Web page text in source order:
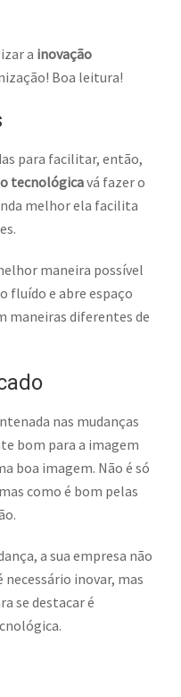
a inovação
Boa leitura!
para facilitar, então,
tecnológicavá fazer o
melhor ela facilita
maneira possível
fluído e abre espaço
maneiras diferentes de
nas mudanças
bom para a imagem
boa imagem. Não é só
como é bom pelas
a sua empresa não
necessário inovar, mas
se destacar é